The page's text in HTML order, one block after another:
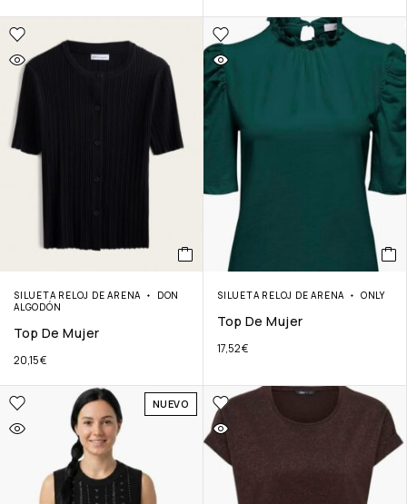
SILUETA RELOJ DE ARENA
DON
ALGODÓN
Top De Mujer
20,15€
SILUETA RELOJ DE ARENA ONLY
Top De Mujer
17,52€
NUEVO